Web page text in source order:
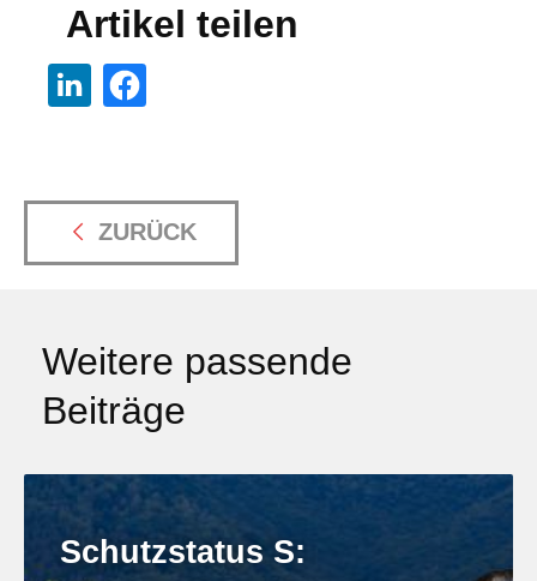
Artikel teilen
ZURÜCK
Weitere passende
Beiträge
Schutzstatus S: